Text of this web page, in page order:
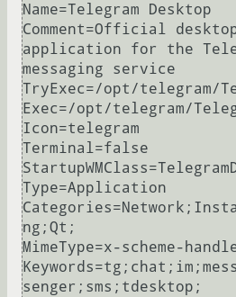
Name=Telegram Desktop
Comment=Official
application for the
messaging service
TryExec=/opt/telegram/
Exec=/opt/telegram/
Icon=telegram
Terminal=false
Type=Application
ng;Qt;
MimeType=x-scheme-
senger;sms;tdesktop;